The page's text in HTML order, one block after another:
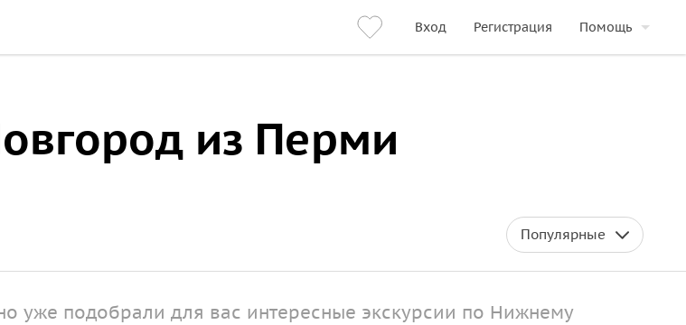
Вход Регистрация Помощь
из Перми
Популярные
уже подобрали для вас интересные экскурсии по Нижнему